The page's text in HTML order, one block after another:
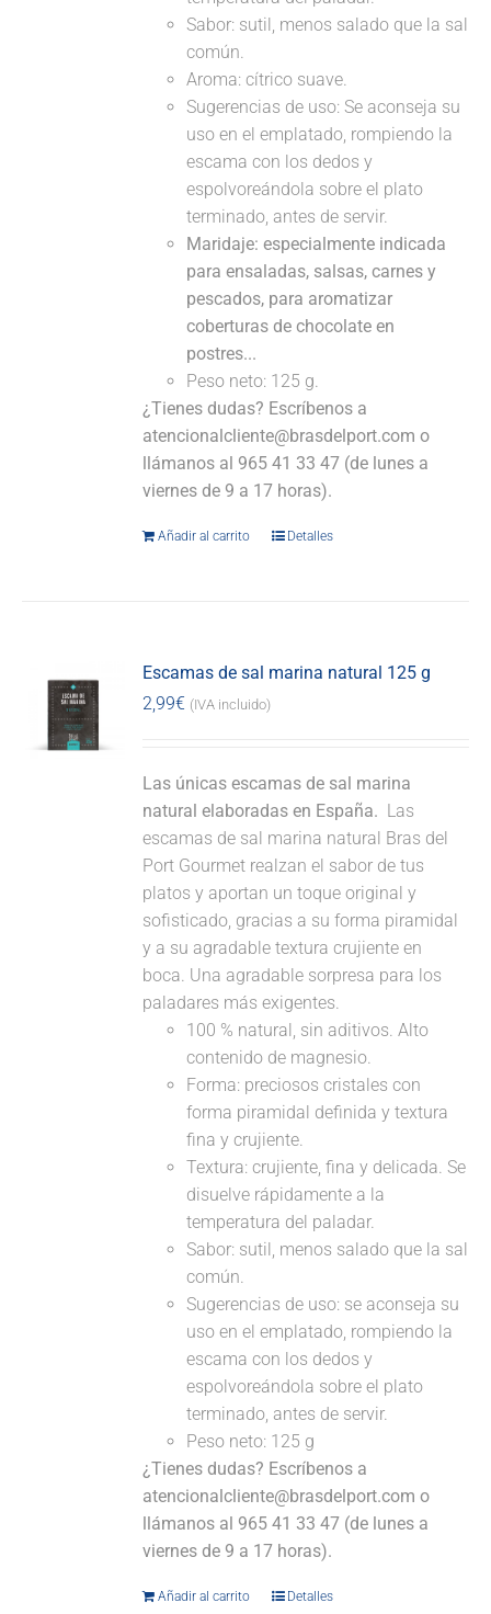
Sabor: sutil, menos salado que la sal
común.
Aroma: cítrico suave.
Sugerencias de uso: Se aconseja su
uso en el emplatado, rompiendo la
escama con los dedos y
espolvoreándola sobre el plato
terminado, antes de servir.
Maridaje: especialmente indicada
para ensaladas, salsas, carnes y
pescados, para aromatizar
coberturas de chocolate en
postres...
Peso neto: 125 g.
¿Tienes dudas? Escríbenos a
atencionalcliente@brasdelport.com o
llámanos al 965 41 33 47 (de lunes a
viernes de 9 a 17 horas).
Añadir al carrito Detalles
Escamas de sal marina natural 125 g
2,99€ (IVA incluido)
Las únicas escamas de sal marina
natural elaboradas en España. Las
escamas de sal marina natural Bras del
Port Gourmet realzan el sabor de tus
platos y aportan un toque original y
sofisticado, gracias a su forma piramidal
y a su agradable textura crujiente en
boca. Una agradable sorpresa para los
paladares más exigentes.
100 % natural, sin aditivos. Alto
contenido de magnesio.
Forma: preciosos cristales con
forma piramidal definida y textura
fina y crujiente.
Textura: crujiente, fina y delicada. Se
disuelve rápidamente a la
temperatura del paladar.
Sabor: sutil, menos salado que la sal
común.
Sugerencias de uso: se aconseja su
uso en el emplatado, rompiendo la
escama con los dedos y
espolvoreándola sobre el plato
terminado, antes de servir.
Peso neto: 125 g
¿Tienes dudas? Escríbenos a
atencionalcliente@brasdelport.com o
llámanos al 965 41 33 47 (de lunes a
viernes de 9 a 17 horas).
Añadir al carrito Detalles